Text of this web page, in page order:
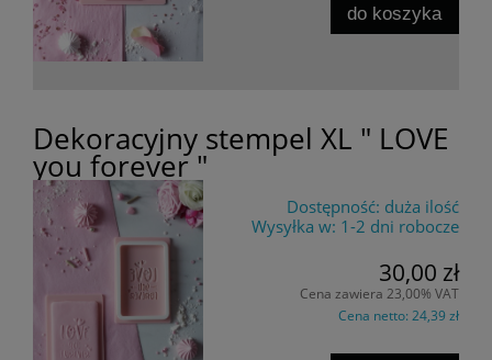
do koszyka
Dekoracyjny stempel XL " LOVE
you forever "
Dostępność: duża ilość
Wysyłka w: 1-2 dni robocze
30,00 zł
Cena zawiera 23,00% VAT
Cena netto: 24,39 zł